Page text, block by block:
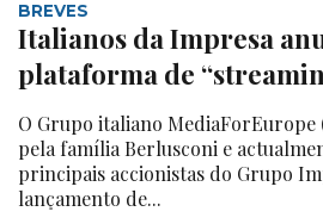
BREVES
Italianos da Impresa
plataforma de
O Grupo italiano
pela família Berlusconi e
principais accionistas do Grupo
lançamento de...